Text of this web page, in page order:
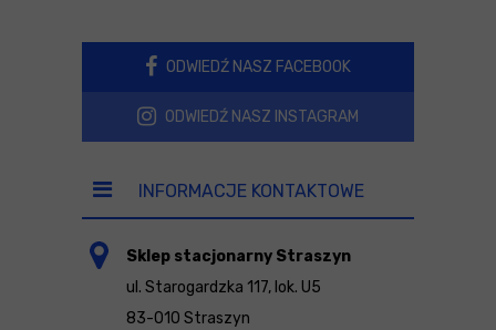
ODWIEDŹ NASZ FACEBOOK
ODWIEDŹ NASZ INSTAGRAM
INFORMACJE KONTAKTOWE
Sklep stacjonarny Straszyn
ul. Starogardzka 117, lok. U5
83-010 Straszyn